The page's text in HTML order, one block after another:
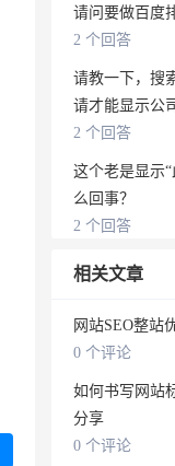
请问要做百度
2 个回答
请教一下，搜
请才能显示公
2 个回答
这个老是显示
么回事？
2 个回答
相关文章
网站SEO整站
0 个评论
如何书写网站
分享
0 个评论